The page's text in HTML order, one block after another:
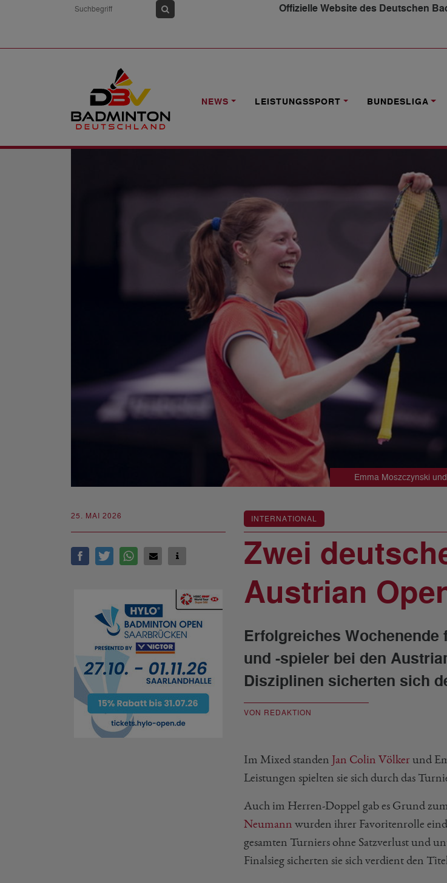
Offizielle Website des Deutschen
NEWS LEISTUNGSSPORT BUNDESLIGA
NEWS
Emma Moszczynski
25. MAI 2026 INTERNATIONAL
Zwei
Austrian
Erfolgreiches
und -spieler bei den
Disziplinen sicherten sich
VON REDAKTION
Im Mixed standen Jan Colin Völker und
Leistungen spielten sie sich durch das
Auch im Herren-Doppel gab es Grund
Neumann wurden ihrer Favoritenrolle
gesamten Turniers ohne Satzverlust und
Finalsieg sicherten sie sich verdient den